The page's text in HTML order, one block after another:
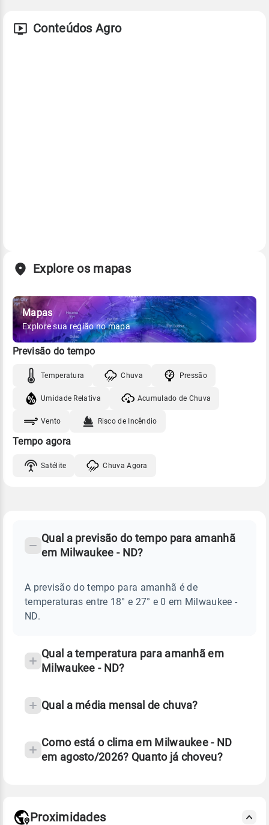
Conteúdos Agro
Explore os mapas
Mapas
Explore sua região no mapa
Previsão do tempo
Temperatura Chuva Pressão
Umidade Relativa Acumulado de Chuva
Vento Risco de Incêndio
Tempo agora
Satélite Chuva Agora
MILWAUKEE
Perguntas
sobre
chuva
Qual a previsão do tempo para amanhã
em Milwaukee - ND?
A previsão do tempo para amanhã é de
temperaturas entre 18° e 27° e 0 em Milwaukee -
ND.
Qual a temperatura para amanhã em
Milwaukee - ND?
Qual a média mensal de chuva?
Como está o clima em Milwaukee - ND
em agosto/2026? Quanto já choveu?
Proximidades